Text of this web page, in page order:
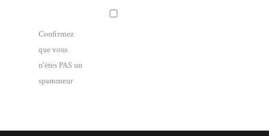
Confirmez
que vous
n'êtes PAS un
spammeur